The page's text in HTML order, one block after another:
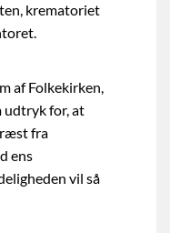
krematoriet
af Folkekirken,
udtryk for, at
fra
ens
vil så